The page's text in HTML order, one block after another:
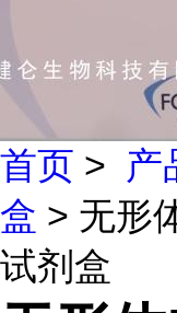
首页 > 产
盒 > 无形
试剂盒